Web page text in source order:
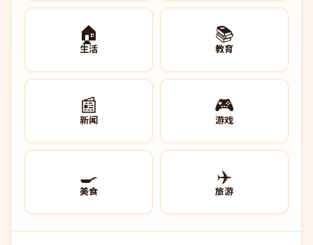
🏠
生活
📚
教育
📰
新闻
🎮
游戏
🍳
美食
✈️
旅游